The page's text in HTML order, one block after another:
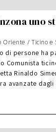
uno
Oriente / Ticino e
di persone ha
Comunista
Rinaldo
avanzate dagli